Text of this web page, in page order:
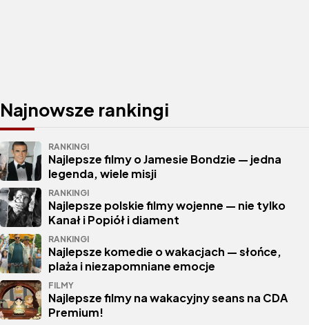
Najnowsze rankingi
RANKINGI
Najlepsze filmy o Jamesie Bondzie — jedna
legenda, wiele misji
RANKINGI
Najlepsze polskie filmy wojenne — nie tylko
Kanał i Popiół i diament
RANKINGI
Najlepsze komedie o wakacjach — słońce,
plaża i niezapomniane emocje
FILMY
Najlepsze filmy na wakacyjny seans na CDA
Premium!